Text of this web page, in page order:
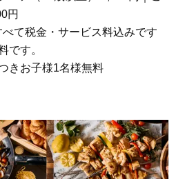
円
税金・サービス料込みです
す。
お子様1名様無料